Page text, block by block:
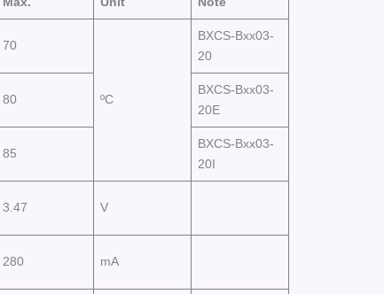
70
ºC
BXCS-Bxx03-
20
80
BXCS-Bxx03-
20E
85
BXCS-Bxx03-
20I
3.47 V
280 mA